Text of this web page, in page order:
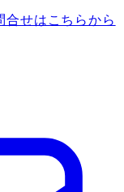
合せはこちらから